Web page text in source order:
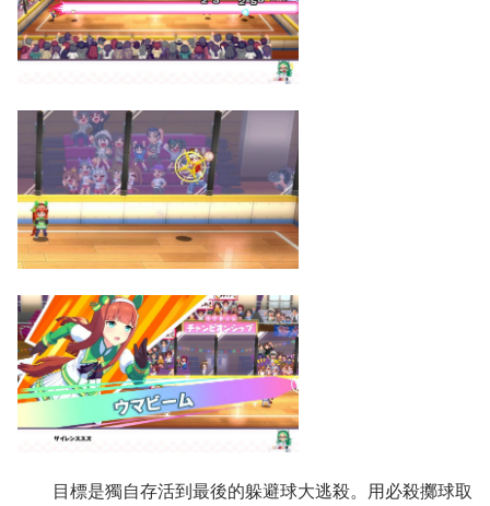
目標是獨自存活到最後的躲避球大逃殺。用必殺擲球取